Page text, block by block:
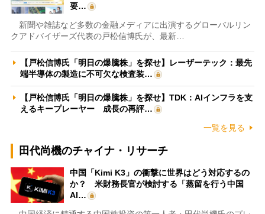
要…
新聞や雑誌など多数の金融メディアに出演するグローバルリン
クアドバイザーズ代表の戸松信博氏が、最新…
【戸松信博氏「明日の爆騰株」を探せ】レーザーテック：最先
端半導体の製造に不可欠な検査装…
【戸松信博氏「明日の爆騰株」を探せ】TDK：AIインフラを支
えるキープレーヤー 成長の再評…
一覧を見る
田代尚機のチャイナ・リサーチ
中国「Kimi K3」の衝撃に世界はどう対応するの
か？ 米財務長官が検討する「蒸留を行う中国
AI…